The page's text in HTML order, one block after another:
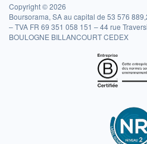
Copyright © 2026
Boursorama, SA au capital de 53 576
– TVA FR 69 351 058 151 – 44 rue
BOULOGNE BILLANCOURT CEDEX